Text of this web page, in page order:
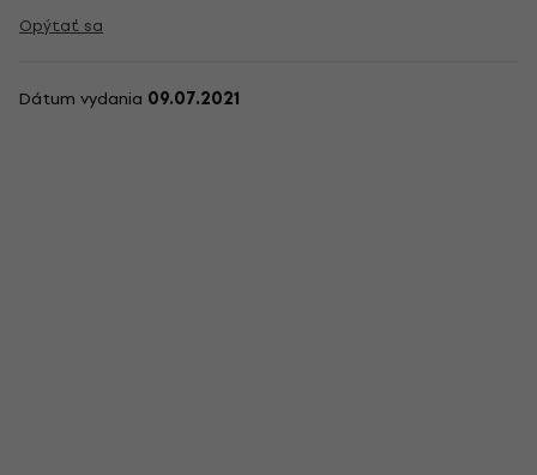
Opýtať sa
Dátum vydania 09.07.2021